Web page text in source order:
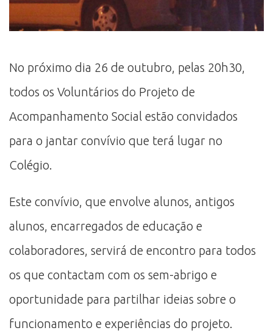
No próximo dia 26 de outubro, pelas 20h30,
todos os Voluntários do Projeto de
Acompanhamento Social estão convidados
para o jantar convívio que terá lugar no
Colégio.
Este convívio, que envolve alunos, antigos
alunos, encarregados de educação e
colaboradores, servirá de encontro para todos
os que contactam com os sem-abrigo e
oportunidade para partilhar ideias sobre o
funcionamento e experiências do projeto.